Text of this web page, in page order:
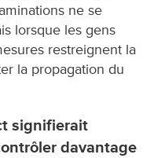
ne se
lorsque les gens
restreignent la
la propagation du
signifierait
davantage